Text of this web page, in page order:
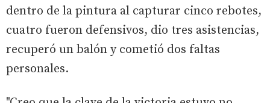
dentro de la pintura al capturar cinco rebotes,
cuatro fueron defensivos, dio tres asistencias,
recuperó un balón y cometió dos faltas
personales.